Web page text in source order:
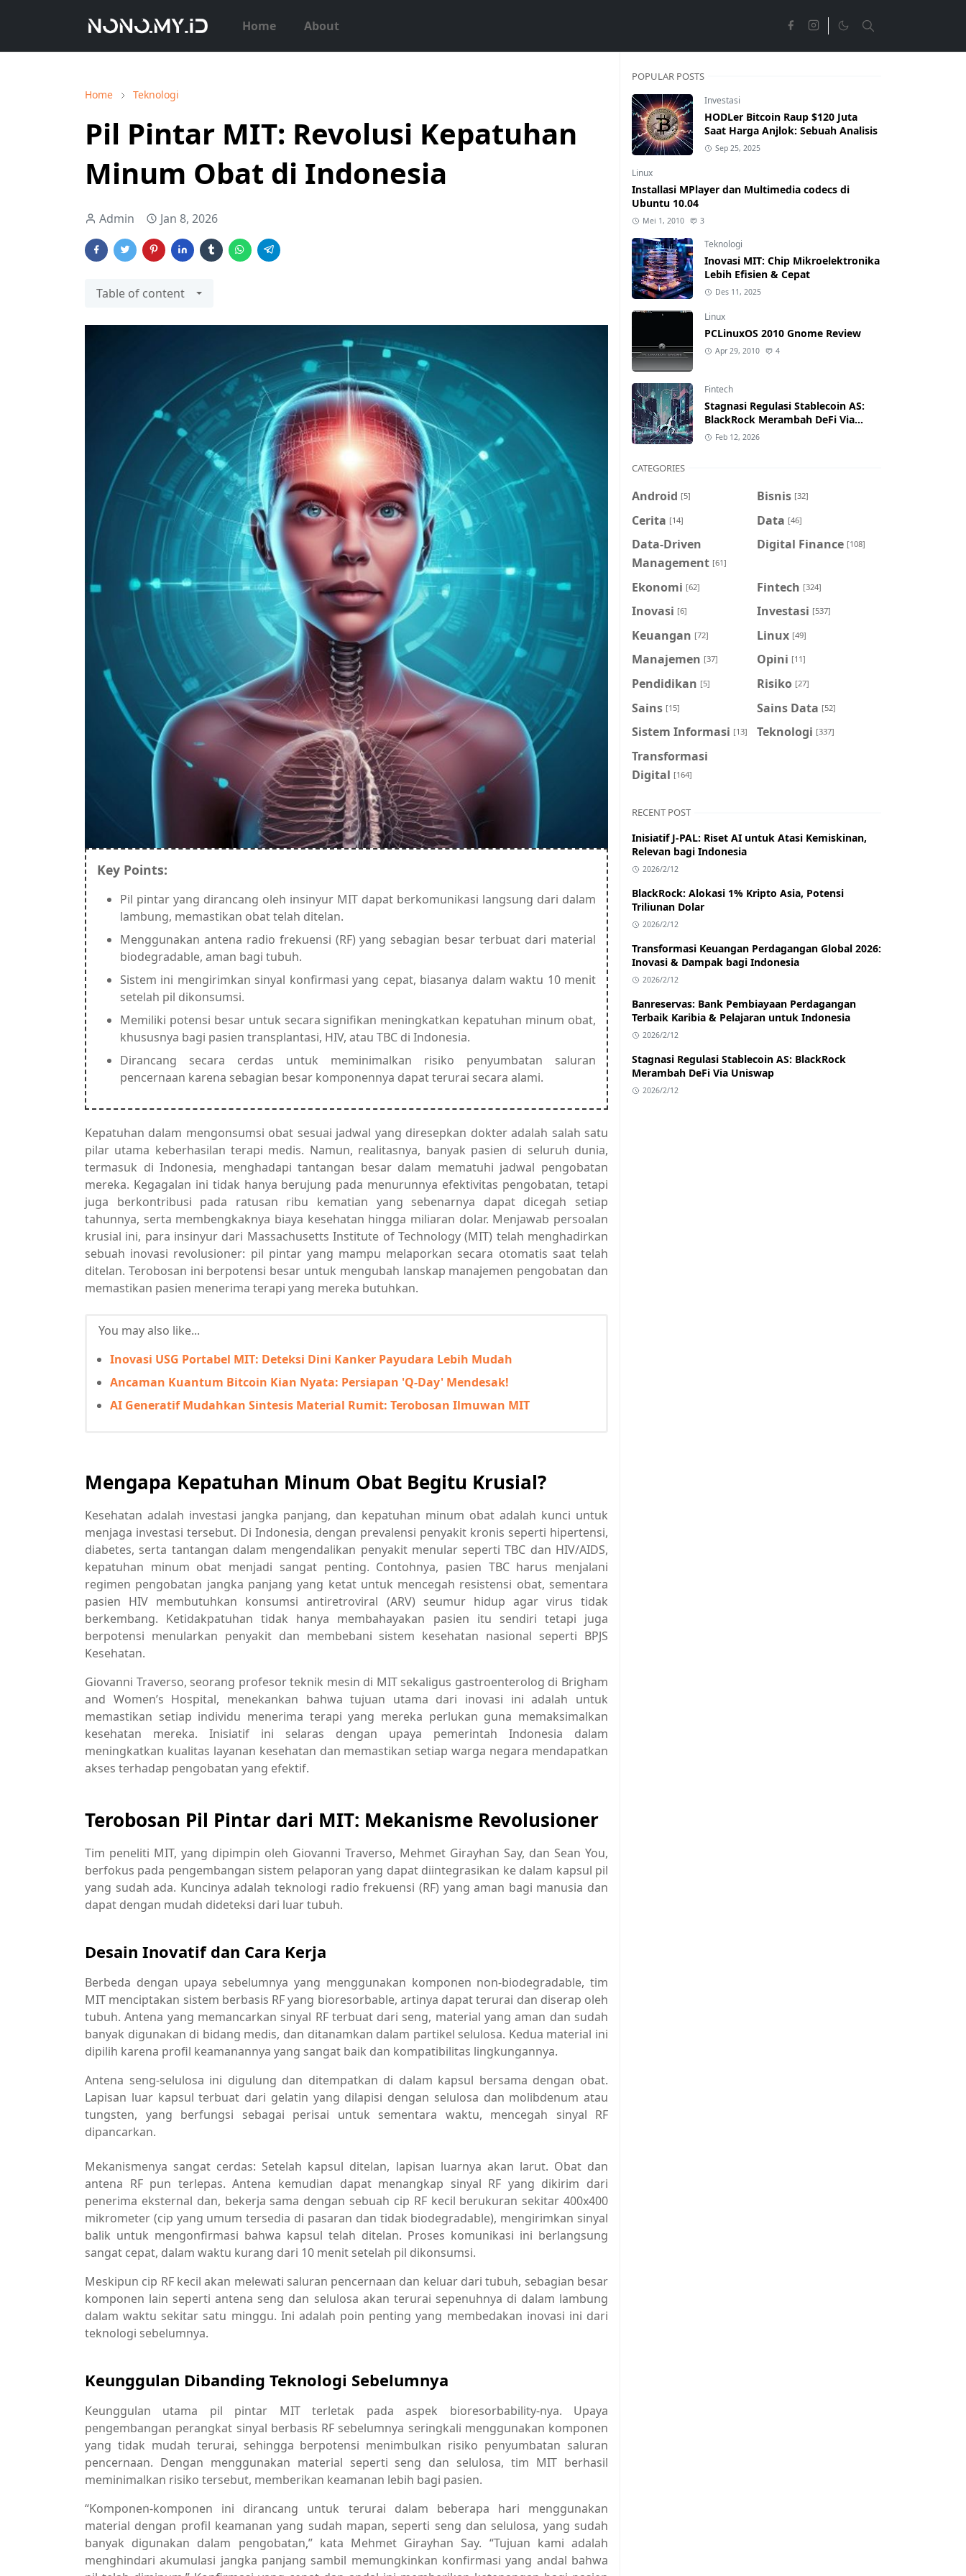
Home About
Home Teknologi
Pil Pintar MIT: Revolusi Kepatuhan
Minum Obat di Indonesia
Admin Jan 8, 2026
Table of content
Key Points:
Pil pintar yang dirancang oleh insinyur MIT dapat berkomunikasi langsung dari dalam
lambung, memastikan obat telah ditelan.
Menggunakan antena radio frekuensi (RF) yang sebagian besar terbuat dari material
biodegradable, aman bagi tubuh.
Sistem ini mengirimkan sinyal konfirmasi yang cepat, biasanya dalam waktu 10 menit
setelah pil dikonsumsi.
Memiliki potensi besar untuk secara signifikan meningkatkan kepatuhan minum obat,
khususnya bagi pasien transplantasi, HIV, atau TBC di Indonesia.
Dirancang secara cerdas untuk meminimalkan risiko penyumbatan saluran
pencernaan karena sebagian besar komponennya dapat terurai secara alami.
Kepatuhan dalam mengonsumsi obat sesuai jadwal yang diresepkan dokter adalah salah satu
pilar utama keberhasilan terapi medis. Namun, realitasnya, banyak pasien di seluruh dunia,
termasuk di Indonesia, menghadapi tantangan besar dalam mematuhi jadwal pengobatan
mereka. Kegagalan ini tidak hanya berujung pada menurunnya efektivitas pengobatan, tetapi
juga berkontribusi pada ratusan ribu kematian yang sebenarnya dapat dicegah setiap
tahunnya, serta membengkaknya biaya kesehatan hingga miliaran dolar. Menjawab persoalan
krusial ini, para insinyur dari Massachusetts Institute of Technology (MIT) telah menghadirkan
sebuah inovasi revolusioner: pil pintar yang mampu melaporkan secara otomatis saat telah
ditelan. Terobosan ini berpotensi besar untuk mengubah lanskap manajemen pengobatan dan
memastikan pasien menerima terapi yang mereka butuhkan.
You may also like...
Inovasi USG Portabel MIT: Deteksi Dini Kanker Payudara Lebih Mudah
Ancaman Kuantum Bitcoin Kian Nyata: Persiapan 'Q-Day' Mendesak!
AI Generatif Mudahkan Sintesis Material Rumit: Terobosan Ilmuwan MIT
Mengapa Kepatuhan Minum Obat Begitu Krusial?
Kesehatan adalah investasi jangka panjang, dan kepatuhan minum obat adalah kunci untuk
menjaga investasi tersebut. Di Indonesia, dengan prevalensi penyakit kronis seperti hipertensi,
diabetes, serta tantangan dalam mengendalikan penyakit menular seperti TBC dan HIV/AIDS,
kepatuhan minum obat menjadi sangat penting. Contohnya, pasien TBC harus menjalani
regimen pengobatan jangka panjang yang ketat untuk mencegah resistensi obat, sementara
pasien HIV membutuhkan konsumsi antiretroviral (ARV) seumur hidup agar virus tidak
berkembang. Ketidakpatuhan tidak hanya membahayakan pasien itu sendiri tetapi juga
berpotensi menularkan penyakit dan membebani sistem kesehatan nasional seperti BPJS
Kesehatan.
Giovanni Traverso, seorang profesor teknik mesin di MIT sekaligus gastroenterolog di Brigham
and Women’s Hospital, menekankan bahwa tujuan utama dari inovasi ini adalah untuk
memastikan setiap individu menerima terapi yang mereka perlukan guna memaksimalkan
kesehatan mereka. Inisiatif ini selaras dengan upaya pemerintah Indonesia dalam
meningkatkan kualitas layanan kesehatan dan memastikan setiap warga negara mendapatkan
akses terhadap pengobatan yang efektif.
Terobosan Pil Pintar dari MIT: Mekanisme Revolusioner
Tim peneliti MIT, yang dipimpin oleh Giovanni Traverso, Mehmet Girayhan Say, dan Sean You,
berfokus pada pengembangan sistem pelaporan yang dapat diintegrasikan ke dalam kapsul pil
yang sudah ada. Kuncinya adalah teknologi radio frekuensi (RF) yang aman bagi manusia dan
dapat dengan mudah dideteksi dari luar tubuh.
Desain Inovatif dan Cara Kerja
Berbeda dengan upaya sebelumnya yang menggunakan komponen non-biodegradable, tim
MIT menciptakan sistem berbasis RF yang bioresorbable, artinya dapat terurai dan diserap oleh
tubuh. Antena yang memancarkan sinyal RF terbuat dari seng, material yang aman dan sudah
banyak digunakan di bidang medis, dan ditanamkan dalam partikel selulosa. Kedua material ini
dipilih karena profil keamanannya yang sangat baik dan kompatibilitas lingkungannya.
Antena seng-selulosa ini digulung dan ditempatkan di dalam kapsul bersama dengan obat.
Lapisan luar kapsul terbuat dari gelatin yang dilapisi dengan selulosa dan molibdenum atau
tungsten, yang berfungsi sebagai perisai untuk sementara waktu, mencegah sinyal RF
dipancarkan.
Mekanismenya sangat cerdas: Setelah kapsul ditelan, lapisan luarnya akan larut. Obat dan
antena RF pun terlepas. Antena kemudian dapat menangkap sinyal RF yang dikirim dari
penerima eksternal dan, bekerja sama dengan sebuah cip RF kecil berukuran sekitar 400x400
mikrometer (cip yang umum tersedia di pasaran dan tidak biodegradable), mengirimkan sinyal
balik untuk mengonfirmasi bahwa kapsul telah ditelan. Proses komunikasi ini berlangsung
sangat cepat, dalam waktu kurang dari 10 menit setelah pil dikonsumsi.
Meskipun cip RF kecil akan melewati saluran pencernaan dan keluar dari tubuh, sebagian besar
komponen lain seperti antena seng dan selulosa akan terurai sepenuhnya di dalam lambung
dalam waktu sekitar satu minggu. Ini adalah poin penting yang membedakan inovasi ini dari
teknologi sebelumnya.
Keunggulan Dibanding Teknologi Sebelumnya
Keunggulan utama pil pintar MIT terletak pada aspek bioresorbability-nya. Upaya
pengembangan perangkat sinyal berbasis RF sebelumnya seringkali menggunakan komponen
yang tidak mudah terurai, sehingga berpotensi menimbulkan risiko penyumbatan saluran
pencernaan. Dengan menggunakan material seperti seng dan selulosa, tim MIT berhasil
meminimalkan risiko tersebut, memberikan keamanan lebih bagi pasien.
“Komponen-komponen ini dirancang untuk terurai dalam beberapa hari menggunakan
material dengan profil keamanan yang sudah mapan, seperti seng dan selulosa, yang sudah
banyak digunakan dalam pengobatan,” kata Mehmet Girayhan Say. “Tujuan kami adalah
menghindari akumulasi jangka panjang sambil memungkinkan konfirmasi yang andal bahwa
POPULAR POSTS
Investasi
HODLer Bitcoin Raup $120 Juta
Saat Harga Anjlok: Sebuah Analisis
Sep 25, 2025
Linux
Installasi MPlayer dan Multimedia codecs di
Ubuntu 10.04
Mei 1, 2010 3
Teknologi
Inovasi MIT: Chip Mikroelektronika
Lebih Efisien & Cepat
Des 11, 2025
Linux
PCLinuxOS 2010 Gnome Review
Apr 29, 2010 4
Fintech
Stagnasi Regulasi Stablecoin AS:
BlackRock Merambah DeFi Via
Uniswap
Feb 12, 2026
CATEGORIES
Android [5] Bisnis [32]
Cerita [14] Data [46]
Data-Driven
Management [61]
Digital Finance [108]
Ekonomi [62] Fintech [324]
Inovasi [6] Investasi [537]
Keuangan [72] Linux [49]
Manajemen [37] Opini [11]
Pendidikan [5] Risiko [27]
Sains [15] Sains Data [52]
Sistem Informasi [13] Teknologi [337]
Transformasi
Digital [164]
RECENT POST
Inisiatif J-PAL: Riset AI untuk Atasi Kemiskinan,
Relevan bagi Indonesia
2026/2/12
BlackRock: Alokasi 1% Kripto Asia, Potensi
Triliunan Dolar
2026/2/12
Transformasi Keuangan Perdagangan Global 2026:
Inovasi & Dampak bagi Indonesia
2026/2/12
Banreservas: Bank Pembiayaan Perdagangan
Terbaik Karibia & Pelajaran untuk Indonesia
2026/2/12
Stagnasi Regulasi Stablecoin AS: BlackRock
Merambah DeFi Via Uniswap
2026/2/12